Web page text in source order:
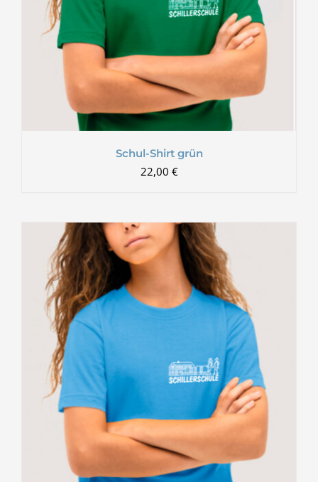
Schul-Shirt grün
22,00 €